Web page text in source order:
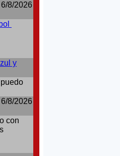
8/2026
y
6/8/2026
con